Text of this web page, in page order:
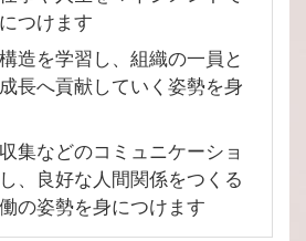
つけます
造を学習し、組織の一員と
長へ貢献していく姿勢を身
集などのコミュニケーショ
、良好な人間関係をつくる
の姿勢を身につけます